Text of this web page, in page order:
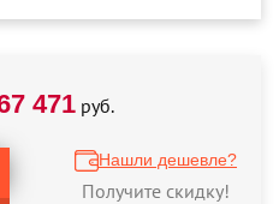
471 руб.
Нашли дешевле?
Получите скидку!